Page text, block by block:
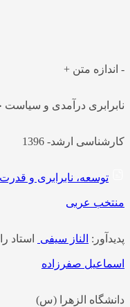
متن +
درآمدی و سیاست
ارشد- 1396
توسعه، نابرابری و قدرت:
عربی
الناز سیفیاستاد
صفرزاده
الزهرا (س)